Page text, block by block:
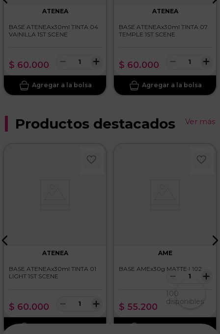
ATENEA
BASE ATENEAx30ml TINTA 04
VAINILLA 1ST SCENE
$ 60.000 ＋
－
ATENEA
BASE ATENEAx30ml TINTA 07
TEMPLE 1ST SCENE
$ 60.000 ＋
－
Productos destacados Ver más
ATENEA
BASE ATENEAx30ml TINTA 01
LIGHT 1ST SCENE
$ 60.000 ＋
－
AME
BASE AMEx30g MATTE L102
$ 55.200
＋
－
100
disponibles